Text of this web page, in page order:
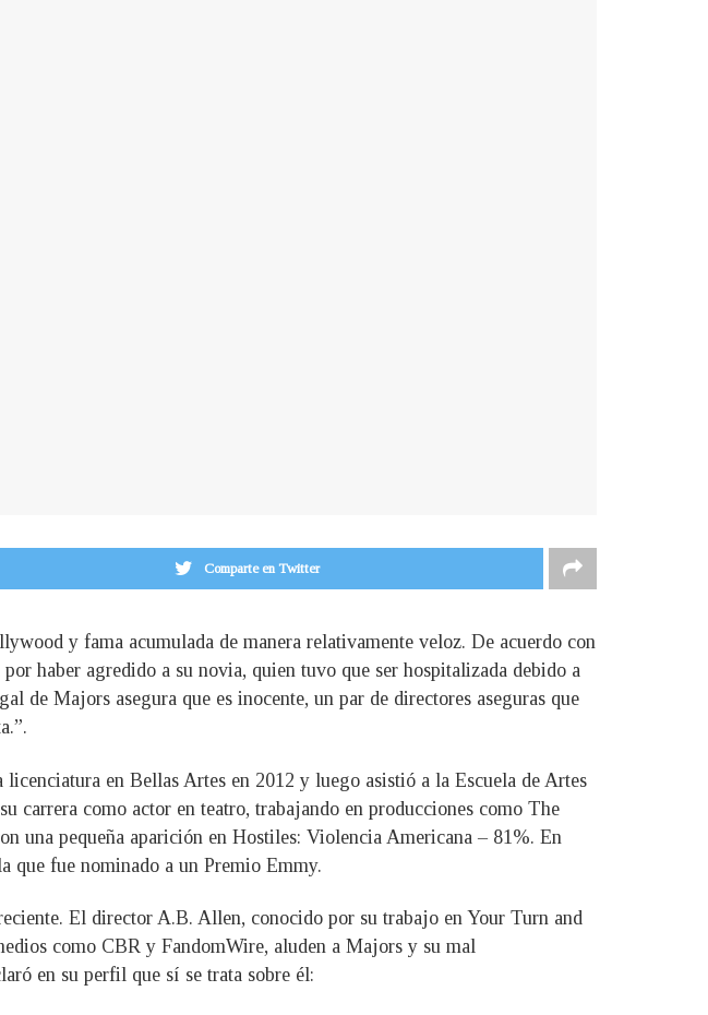
Comparte en Twitter
y fama acumulada de manera relativamente veloz. De acuerdo con
haber agredido a su novia, quien tuvo que ser hospitalizada debido a
de Majors asegura que es inocente, un par de directores aseguras que
en Bellas Artes en 2012 y luego asistió a la Escuela de Artes
carrera como actor en teatro, trabajando en producciones como The
una pequeña aparición en Hostiles: Violencia Americana – 81%. En
que fue nominado a un Premio Emmy.
El director A.B. Allen, conocido por su trabajo en Your Turn and
como CBR y FandomWire, aluden a Majors y su mal
en su perfil que sí se trata sobre él: